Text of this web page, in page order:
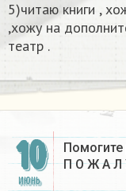
5)читаю книги ,
,хожу на
театр .
10
ИЮНЬ
П О Ж А Л